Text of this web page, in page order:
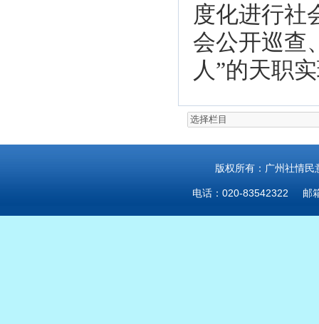
度化进行社
会公开巡查
人”的天职
版权所有：广州社情民
电话：020-83542322 邮